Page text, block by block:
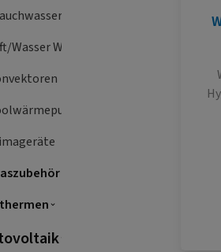
Wasser Wärmepumpen